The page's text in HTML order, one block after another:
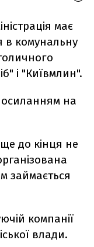
має
в комунальну
і "Київмлин".
на
до кінця не
займається
компанії
влади.